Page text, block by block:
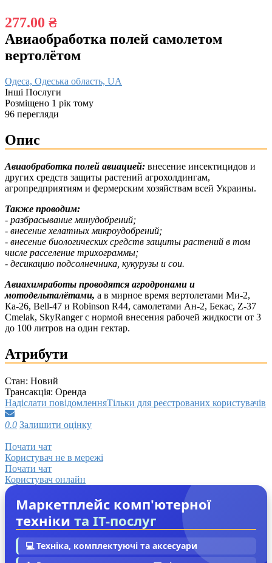
277.00 ₴
Авиаобработка полей самолетом
вертолётом
Одеса, Одеська область, UA
Інші Послуги
Розміщено 1 рік тому
96 перегляди
Опис
Авиаобработка полей авиацией: внесение инсектицидов и
других средств защиты растений агрохолдингам,
агропредприятиям и фермерским хозяйствам всей Украины.
Также проводим:
- разбрасывание минудобрений;
- внесение хелатных микроудобрений;
- внесение биологических средств защиты растений в том
числе расселение трихограммы;
- десикацию подсолнечника, кукурузы и сои.
Авиахимработы проводятся агродронами и
мотодельталётами, а в мирное время вертолетами Ми-2,
Ка-26, Bell-47 и Robinson R44, самолетами Ан-2, Бекас, Z-37
Cmelak, SkyRanger с нормой внесения рабочей жидкости от 3
до 100 литров на один гектар.
Атрибути
Стан: Новий
Трансакція: Оренда
Надіслати повідомленняТільки для реєстрованих користувачів
0.0 Залишити оцінку
Почати чат
Користувач не в мережі
Почати чат
Користувач онлайн
Маркетплейс комп'ютерної
техніки та IT-послуг
💻 Техніка, комплектуючі та аксесуари